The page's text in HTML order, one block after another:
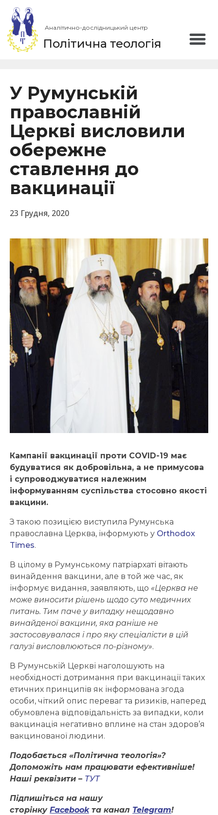
Аналітично-дослідницький центр
Політична теологія
У Румунській
православній
Церкві висловили
обережне
ставлення до
вакцинації
23 Грудня, 2020
Кампанії вакцинації проти COVID-19 має
будуватися як добровільна, а не примусова
і супроводжуватися належним
інформуванням суспільства стосовно якості
вакцини.
З такою позицією виступила Румунська
православна Церква, інформують у Orthodox
Times.
В цілому в Румунському патріархаті вітають
винайдення вакцини, але в той же час, як
інформує видання, заявляють, що «Церква не
може виносити рішень щодо суто медичних
питань. Тим паче у випадку нещодавно
винайденої вакцини, яка раніше не
застосовувалася і про яку спеціалісти в цій
галузі висловлюються по-різному».
В Румунській Церкві наголошують на
необхідності дотримання при вакцинації таких
етичних принципів як інформована згода
особи, чіткий опис переваг та ризиків, наперед
обумовлена відповідальність за випадки, коли
вакцинація негативно вплине на стан здоров’я
вакцинованої людини.
Подобається «Політична теологія»?
Допоможіть нам працювати ефективніше!
Наші реквізити – ТУТ
Підпишіться на нашу
сторінку Facebookта канал Telegram!